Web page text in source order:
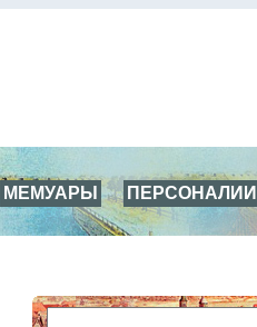
МЕМУАРЫ
ПЕРСОНАЛИИ